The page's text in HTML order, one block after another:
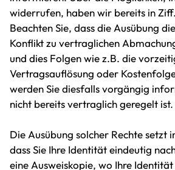
widerrufen, haben wir bereits in
Beachten Sie, dass die Ausübung
Konflikt zu vertraglichen
und dies Folgen wie z.B. die
Vertragsauflösung oder
werden Sie diesfalls vorgängig
nicht bereits vertraglich geregelt ist.
Die Ausübung solcher Rechte setzt
dass Sie Ihre Identität eindeutig
eine Ausweiskopie, wo Ihre